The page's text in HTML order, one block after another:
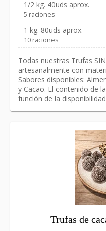
1/2 kg. 40uds aprox.
5 raciones
1 kg. 80uds aprox.
10 raciones
Todas nuestras Trufas
artesanalmente con
Sabores disponibles:
y Cacao. El contenido de
función de la
Trufas de